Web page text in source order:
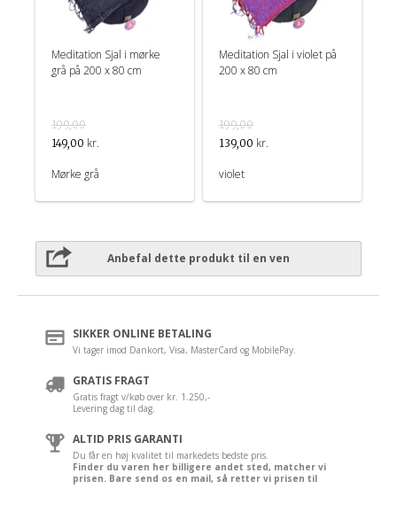
Meditation Sjal i mørke
grå på 200 x 80 cm
199,00
149,00 kr.
Mørke grå
Meditation Sjal i violet på
200 x 80 cm
199,00
139,00 kr.
violet
Anbefal dette produkt til en ven
SIKKER ONLINE BETALING
Vi tager imod Dankort, Visa, MasterCard og MobilePay.
GRATIS FRAGT
Gratis fragt v/køb over kr. 1.250,-
Levering dag til dag.
ALTID PRIS GARANTI
Du får en høj kvalitet til markedets bedste pris.
Finder du varen her billigere andet sted, matcher vi
prisen. Bare send os en mail, så retter vi prisen til